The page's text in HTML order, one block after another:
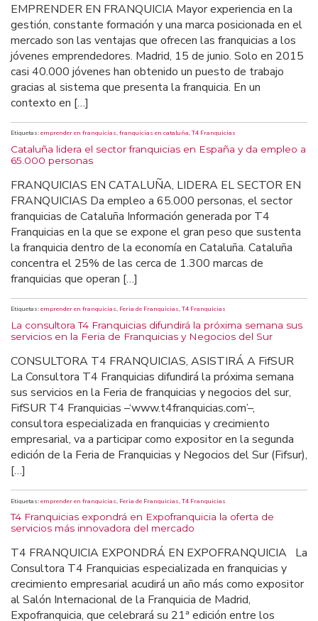
EMPRENDER EN FRANQUICIA Mayor experiencia en la
gestión, constante formación y una marca posicionada en el
mercado son las ventajas que ofrecen las franquicias a los
jóvenes emprendedores. Madrid, 15 de junio. Solo en 2015
casi 40.000 jóvenes han obtenido un puesto de trabajo
gracias al sistema que presenta la franquicia. En un
contexto en […]
Etiquetas:emprender en franquicias,franquicias en cataluña,T4 Franquicias
Cataluña lidera el sector franquicias en España y da empleo a
65.000 personas
FRANQUICIAS EN CATALUÑA, LIDERA EL SECTOR EN
FRANQUICIAS Da empleo a 65.000 personas, el sector
franquicias de Cataluña Información generada por T4
Franquicias en la que se expone el gran peso que sustenta
la franquicia dentro de la economía en Cataluña. Cataluña
concentra el 25% de las cerca de 1.300 marcas de
franquicias que operan […]
Etiquetas:emprender en franquicias, Feria de Franquicias,T4 Franquicias
La consultora T4 Franquicias difundirá la próxima semana sus
servicios en la Feria de Franquicias y Negocios del Sur
CONSULTORA T4 FRANQUICIAS, ASISTIRÁ A FifSUR
La Consultora T4 Franquicias difundirá la próxima semana
sus servicios en la Feria de franquicias y negocios del sur,
FifSUR T4 Franquicias –‘www.t4franquicias.com’–,
consultora especializada en franquicias y crecimiento
empresarial, va a participar como expositor en la segunda
edición de la Feria de Franquicias y Negocios del Sur (Fifsur),
[…]
Etiquetas:emprender en franquicias, Feria de Franquicias,T4 Franquicias
T4 Franquicias expondrá en Expofranquicia la oferta de
servicios más innovadora del mercado
T4 FRANQUICIA EXPONDRÁ EN EXPOFRANQUICIA La
Consultora T4 Franquicias especializada en franquicias y
crecimiento empresarial acudirá un año más como expositor
al Salón Internacional de la Franquicia de Madrid,
Expofranquicia, que celebrará su 21ª edición entre los